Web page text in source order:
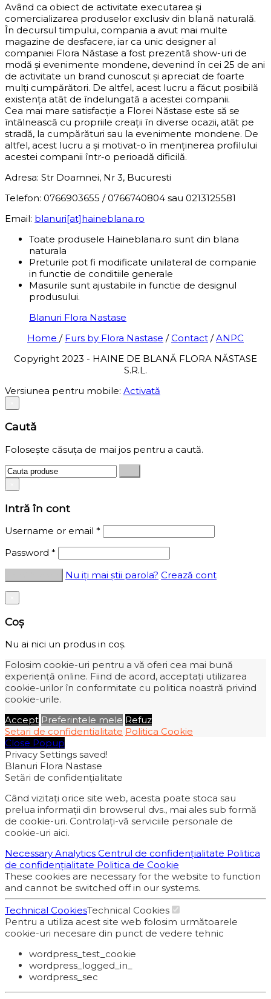
Având ca obiect de activitate executarea și
comercializarea produselor exclusiv din blană naturală.
În decursul timpului, compania a avut mai multe
magazine de desfacere, iar ca unic designer al
companiei Flora Năstase a fost prezentă show-uri de
modă și evenimente mondene, devenind în cei 25 de ani
de activitate un brand cunoscut și apreciat de foarte
mulți cumpărători. De altfel, acest lucru a făcut posibilă
existența atât de îndelungată a acestei companii.
Cea mai mare satisfacție a Florei Năstase este să se
întâlnească cu propriile creații în diverse ocazii, atât pe
stradă, la cumpărături sau la evenimente mondene. De
altfel, acest lucru a și motivat-o în menținerea profilului
acestei companii într-o perioadă dificilă.
Adresa: Str Doamnei, Nr 3, Bucuresti
Telefon: 0766903655 / 0766740804 sau 0213125581
Email: blanuri[at]haineblana.ro
Toate produsele Haineblana.ro sunt din blana
naturala
Preturile pot fi modificate unilateral de companie
in functie de conditiile generale
Masurile sunt ajustabile in functie de designul
produsului.
Blanuri Flora Nastase
Home / Furs by Flora Nastase /Contact /ANPC
Copyright 2023 - HAINE DE BLANĂ FLORA NĂSTASE
S.R.L.
Versiunea pentru mobile: Activată
Caută
Folosește căsuța de mai jos pentru a caută.
Intră în cont
Username or email *
Password *
Nu iți mai știi parola? Crează cont
Coș
Nu ai nici un produs in coș.
Folosim cookie-uri pentru a vă oferi cea mai bună
experiență online. Fiind de acord, acceptați utilizarea
cookie-urilor în conformitate cu politica noastră privind
cookie-urile.
Accept Preferintele mele Refuz
Setari de confidentialitate Politica Cookie
Close Popup
Privacy Settings saved!
Blanuri Flora Nastase
Setări de confidențialitate
Când vizitați orice site web, acesta poate stoca sau
prelua informații din browserul dvs., mai ales sub formă
de cookie-uri. Controlați-vă serviciile personale de
cookie-uri aici.
Necessary Analytics Centrul de confidențialitate Politica
de confidențialitate Politica de Cookie
These cookies are necessary for the website to function
and cannot be switched off in our systems.
Technical CookiesTechnical Cookies
Pentru a utiliza acest site web folosim următoarele
cookie-uri necesare din punct de vedere tehnic
wordpress_test_cookie
wordpress_logged_in_
wordpress_sec